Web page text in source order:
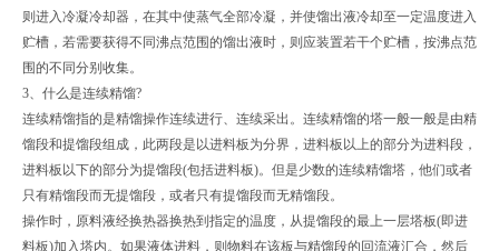
则进入冷凝冷却器，在其中使蒸气全部冷凝，并使馏出液冷却至一定温度进入
贮槽，若需要获得不同沸点范围的馏出液时，则应装置若干个贮槽，按沸点范
围的不同分别收集。
3、什么是连续精馏?
连续精馏指的是精馏操作连续进行、连续采出。连续精馏的塔一般一般是由精
馏段和提馏段组成，此两段是以进料板为分界，进料板以上的部分为进料段，
进料板以下的部分为提馏段(包括进料板)。但是少数的连续精馏塔，他们或者
只有精馏段而无提馏段，或者只有提馏段而无精馏段。
操作时，原料液经换热器换热到指定的温度，从提馏段的最上一层塔板(即进
料板)加入塔内。如果液体进料，则物料在该板与精馏段的回流液汇合，然后